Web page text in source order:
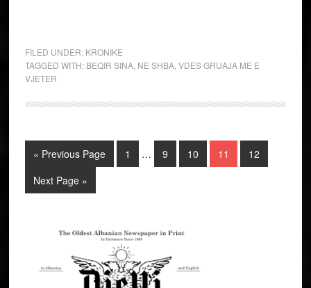
FILED UNDER: KRONIKE
TAGGED WITH: BEQIR SINA, NE SHBA, VDES GRUAJA ME E
VJETER
« Previous Page 1 … 9 10 11
12
Next Page »